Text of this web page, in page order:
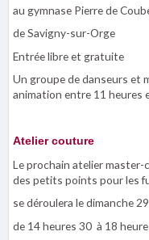
au gymnase Pierre de
de Savigny-sur-Orge
Entrée libre et gratuite
Un groupe de danseurs et
animation entre 11 heures
Atelier couture
Le prochain atelier
des petits points pour les
se déroulera le dimanche
de 14 heures 30 à 18